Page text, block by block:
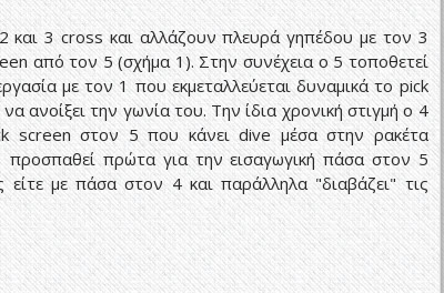
2και 3crossκαι αλλάζουν πλευρά γηπέδου με τον 3
από τον 5 (σχήμα 1). Στην συνέχεια ο 5 τοποθετεί
με τον 1 που εκμεταλλεύεται δυναμικά τοpick
ανοίξει την γωνία του. Την ίδια χρονική στιγμή ο 4
screenστον 5 που κάνειdiveμέσα στην ρακέτα
πρώτα για την εισαγωγική πάσα στον5
είτε με πάσα στον 4και παράλληλα "διαβάζει" τις